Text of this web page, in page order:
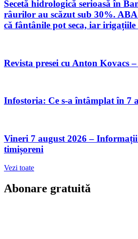
Secetă hidrologică serioasă în
râurilor au scăzut sub 30%.
că fântânile pot seca, iar irigațiile
Revista presei cu Anton Kovacs
Infostoria: Ce s-a întâmplat în 7
Vineri 7 august 2026 –
timișoreni
Vezi toate
Abonare gratuită